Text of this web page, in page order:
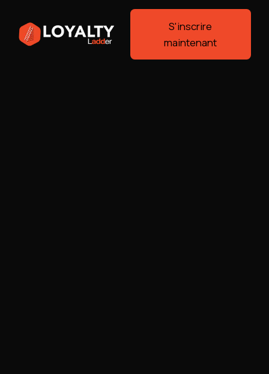
S'inscrire
maintenant